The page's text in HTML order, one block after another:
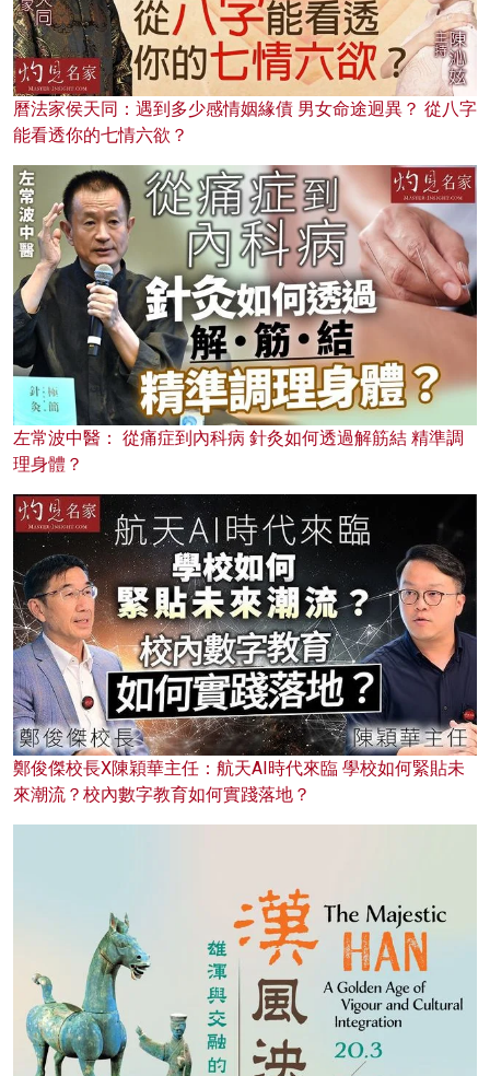
曆法家侯天同：遇到多少感情姻緣債 男女命途迥異？ 從八字
能看透你的七情六欲？
左常波中醫： 從痛症到內科病 針灸如何透過解筋結 精準調
理身體？
鄭俊傑校長X陳穎華主任：航天AI時代來臨 學校如何緊貼未
來潮流？校內數字教育如何實踐落地？